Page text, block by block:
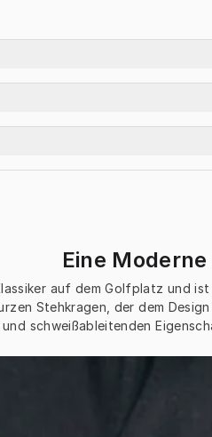
Eine
auf dem Golfplatz und
Stehkragen, der dem
schweißableitenden